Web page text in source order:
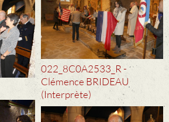
022_8C0A2533_R -
Clémence BRIDEAU
(Interprète)